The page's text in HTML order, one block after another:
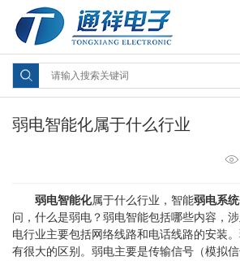
弱电智能化属于什么行业
弱电智能化属于什么行业，智能弱电系统
问，什么是弱电？弱电智能包括哪些内容，
电行业主要包括网络线路和电话线路的安装。
有很大的区别。弱电主要是传输信号（模拟